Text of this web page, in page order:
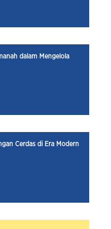
dalam Mengelola
Cerdas di Era Modern